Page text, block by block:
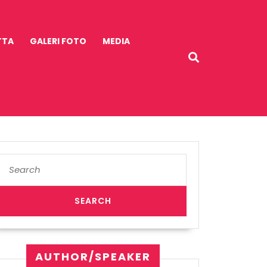
GALERI FOTO MEDIA
for:
AUTHOR/SPEAKER